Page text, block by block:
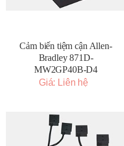
Cảm biến tiệm cận Allen-
Bradley 871D-
MW2GP40B-D4
Giá: Liên hệ